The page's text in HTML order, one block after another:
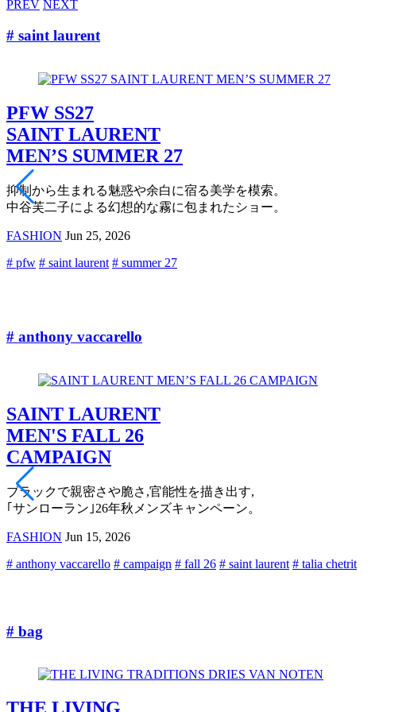
PREV NEXT
# saint laurent
PFW SS27
SAINT LAURENT
MEN’S SUMMER 27
抑制から生まれる魅惑や余白に宿る美学を模索。
中谷芙二子による幻想的な霧に包まれたショー。
FASHION Jun 25, 2026
# pfw # saint laurent # summer 27
# anthony vaccarello
SAINT LAURENT
MEN'S FALL 26
CAMPAIGN
ブラックで親密さや脆さ,官能性を描き出す,
｢サンローラン｣26年秋メンズキャンペーン。
FASHION Jun 15, 2026
# anthony vaccarello # campaign # fall 26 # saint laurent # talia chetrit
# bag